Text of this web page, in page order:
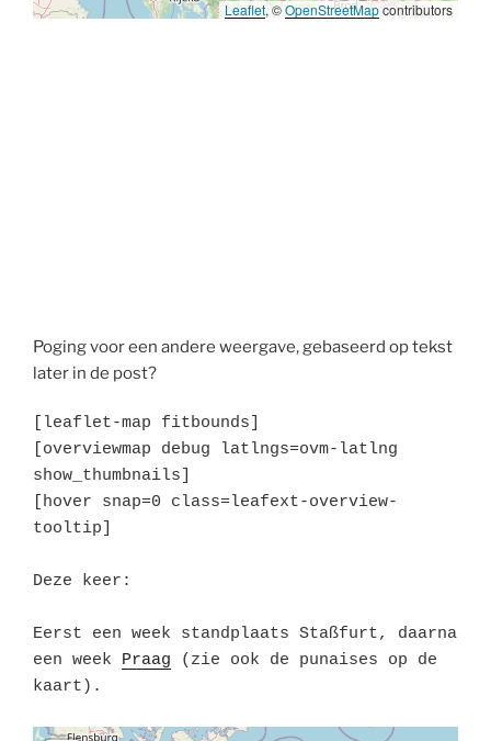
Leaflet, ©OpenStreetMapcontributors
Poging voor een andere weergave, gebaseerd op tekst
later in de post?
[leaflet-map fitbounds]
[overviewmap debug latlngs=ovm-latlng
show_thumbnails]
[hover snap=0 class=leafext-overview-
tooltip]
Deze keer:
Eerst een week standplaats Staßfurt, daarna
een week Praag (zie ook de punaises op de
kaart).